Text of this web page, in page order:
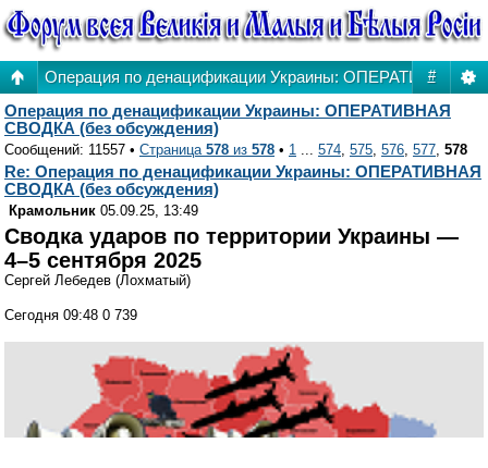
#
Операция по денацификации Украины: ОПЕРАТИВНАЯ
Операция по денацификации Украины: ОПЕРАТИВНАЯ
СВОДКА (без обсуждения)
Сообщений: 11557 • Страница 578 из 578 • 1 574 575 576 577 578
Re: Операция по денацификации Украины: ОПЕРАТИВНАЯ
СВОДКА (без обсуждения)
Крамольник 05.09.25, 13:49
Сводка ударов по территории Украины —
4–5 сентября 2025
Сергей Лебедев (Лохматый)
Сегодня 09:48 0 739